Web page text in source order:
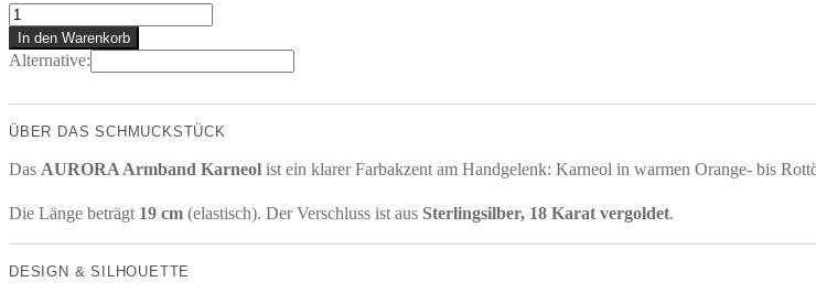
AURORA
Armband
Menge
In den Warenkorb
Alternative:
ÜBER DAS SCHMUCKSTÜCK
Das AURORA Armband Karneol ist ein klarer Farbakzent am Handgelenk: Karneol in warmen Orange- bis
Die Länge beträgt 19 cm (elastisch). Der Verschluss ist aus Sterlingsilber, 18 Karat vergoldet.
DESIGN & SILHOUETTE